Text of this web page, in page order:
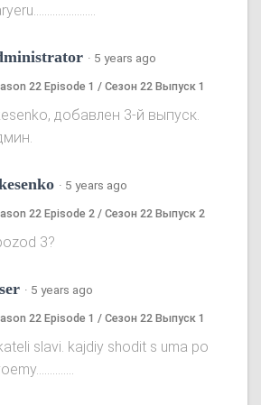
· 5 years ago
22 Episode 1 / Сезон 22 Выпуск 1
добавлен 3-й выпуск.
· 5 years ago
22 Episode 2 / Сезон 22 Выпуск 2
3?
· 5 years ago
22 Episode 1 / Сезон 22 Выпуск 1
slavi. kajdiy shodit s uma po